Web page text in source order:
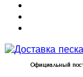
Официальный